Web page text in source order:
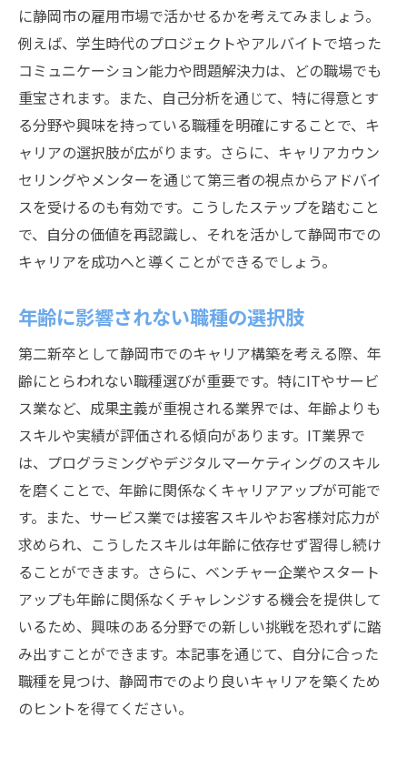
に静岡市の雇用市場で活かせるかを考えてみましょう。
例えば、学生時代のプロジェクトやアルバイトで培った
コミュニケーション能力や問題解決力は、どの職場でも
重宝されます。また、自己分析を通じて、特に得意とす
る分野や興味を持っている職種を明確にすることで、キ
ャリアの選択肢が広がります。さらに、キャリアカウン
セリングやメンターを通じて第三者の視点からアドバイ
スを受けるのも有効です。こうしたステップを踏むこと
で、自分の価値を再認識し、それを活かして静岡市での
キャリアを成功へと導くことができるでしょう。
年齢に影響されない職種の選択肢
第二新卒として静岡市でのキャリア構築を考える際、年
齢にとらわれない職種選びが重要です。特にITやサービ
ス業など、成果主義が重視される業界では、年齢よりも
スキルや実績が評価される傾向があります。IT業界で
は、プログラミングやデジタルマーケティングのスキル
を磨くことで、年齢に関係なくキャリアアップが可能で
す。また、サービス業では接客スキルやお客様対応力が
求められ、こうしたスキルは年齢に依存せず習得し続け
ることができます。さらに、ベンチャー企業やスタート
アップも年齢に関係なくチャレンジする機会を提供して
いるため、興味のある分野での新しい挑戦を恐れずに踏
み出すことができます。本記事を通じて、自分に合った
職種を見つけ、静岡市でのより良いキャリアを築くため
のヒントを得てください。